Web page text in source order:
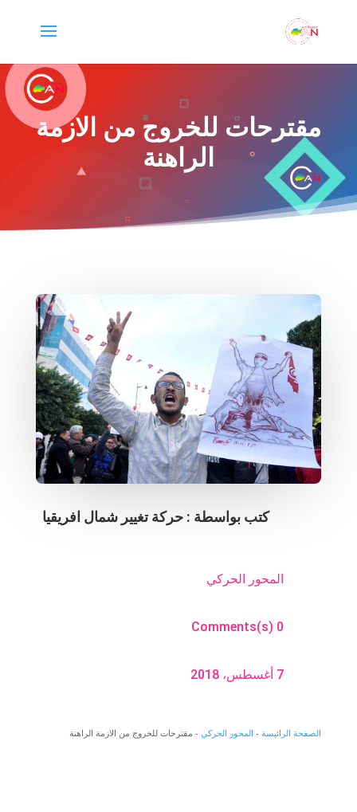
مقترحات للخروج من الازمة
الراهنة
كتب بواسطة : حركة تغيير شمال افريقيا
المحور الحركي
0 Comments(s)
7 أغسطس، 2018
الصفحة الرائيسة- المحور الحركي- مقترحات للخروج من الازمة الراهنة